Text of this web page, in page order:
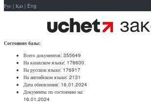
Рус | Қаз | Eng
Состояние базы:
Всего документов: 355649
На казахском языке: 176600
На русском языке: 176917
На английском языке: 2131
Дата обновления: 16.01.2024
Документы по состоянию на:
16.01.2024